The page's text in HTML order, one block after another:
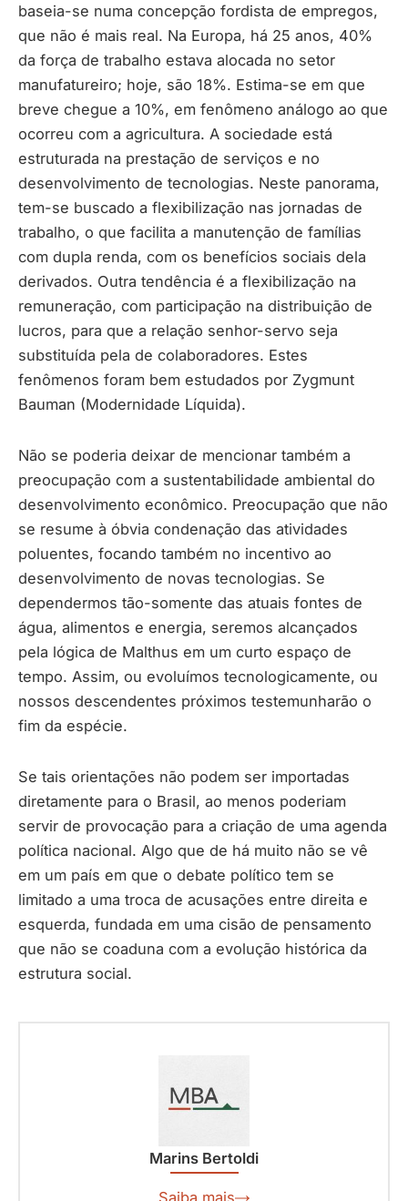
baseia-se numa concepção fordista de empregos,
que não é mais real. Na Europa, há 25 anos, 40%
da força de trabalho estava alocada no setor
manufatureiro; hoje, são 18%. Estima-se em que
breve chegue a 10%, em fenômeno análogo ao que
ocorreu com a agricultura. A sociedade está
estruturada na prestação de serviços e no
desenvolvimento de tecnologias. Neste panorama,
tem-se buscado a flexibilização nas jornadas de
trabalho, o que facilita a manutenção de famílias
com dupla renda, com os benefícios sociais dela
derivados. Outra tendência é a flexibilização na
remuneração, com participação na distribuição de
lucros, para que a relação senhor-servo seja
substituída pela de colaboradores. Estes
fenômenos foram bem estudados por Zygmunt
Bauman (Modernidade Líquida).
Não se poderia deixar de mencionar também a
preocupação com a sustentabilidade ambiental do
desenvolvimento econômico. Preocupação que não
se resume à óbvia condenação das atividades
poluentes, focando também no incentivo ao
desenvolvimento de novas tecnologias. Se
dependermos tão-somente das atuais fontes de
água, alimentos e energia, seremos alcançados
pela lógica de Malthus em um curto espaço de
tempo. Assim, ou evoluímos tecnologicamente, ou
nossos descendentes próximos testemunharão o
fim da espécie.
Se tais orientações não podem ser importadas
diretamente para o Brasil, ao menos poderiam
servir de provocação para a criação de uma agenda
política nacional. Algo que de há muito não se vê
em um país em que o debate político tem se
limitado a uma troca de acusações entre direita e
esquerda, fundada em uma cisão de pensamento
que não se coaduna com a evolução histórica da
estrutura social.
Marins Bertoldi